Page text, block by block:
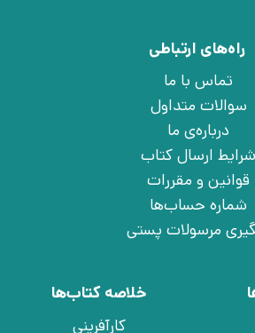
راه‌های ارتباطی
تماس با ما
سوالات متداول
درباره‌ی ما
شرایط ارسال کتاب
قوانین و مقررات
شماره حساب‌ها
مرسولات پستی
خلاصه کتاب‌ها
کارآفرینی